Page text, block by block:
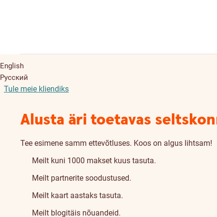
English
Русский
Tule meie kliendiks
Alusta äri toetavas
Tee esimene samm ettevõtluses. Koos on algus lihtsam!
Meilt kuni 1000 makset kuus tasuta.
Meilt partnerite soodustused.
Meilt kaart aastaks tasuta.
Meilt blogitäis nõuandeid.